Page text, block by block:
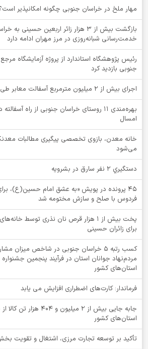
‌مهار ملخ در خراسان جنوبی چگونه امکانپذیر
بازگشت بیش از ۳ هزار زائر اربعین حسینی
خدمت‌رسانی شبانه‌روزی در مرز مهران ادامه دارد
رئیس پژوهشگاه استاندارد از پروژه آزمایشگاه
جنوبی بازدید کرد
اجرای بیش از ۲ میلیون مترمربع آسفالت معابر طی چهار سال گذشته
بهره‌مندی ۱۱ روستای خراسان جنوبی از راه
امسال
خانه معدن، بازوی تخصصی پیگیری مطالبات
می‌شود
دستگيري 2 نفر سارق در بشرويه
۴۵ پرونده در پویش «به عشق امام حسین(ع)،
فردوس با صلح و سازش مختومه شد
پخت بیش از 1 هزار قرص نان نذری توسط
برای زائران حسینی
کسب رتبه ۵ خراسان جنوبی در شاخص میزان
مردم‌نهاد جوانان استان در فرآیند پنجمین
استان‌های کشور
فرماندار: کارت‌های اضطراری افزایش می یابد
جابه جایی بیش از 2
استان‌های کشور
تأکید بر توسعه تجارت مرزی، اشتغال و تقویت